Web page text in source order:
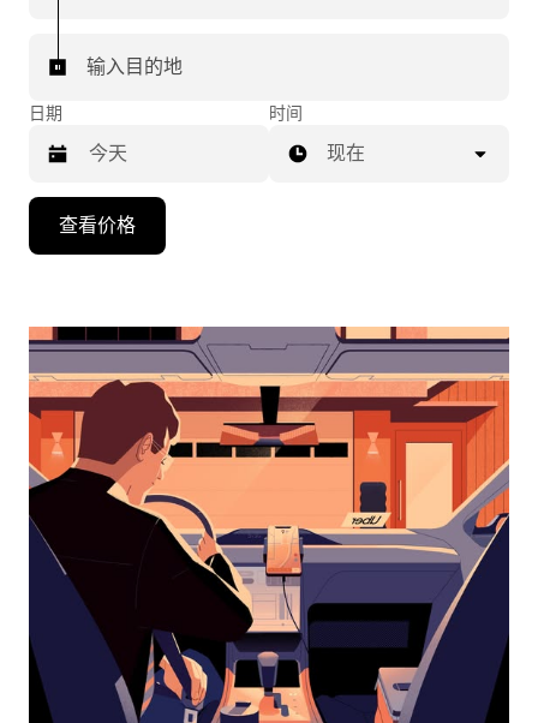
输入目的地
日期
向
头
浏
日
并
期。
按
退
时间
现在
查看价格